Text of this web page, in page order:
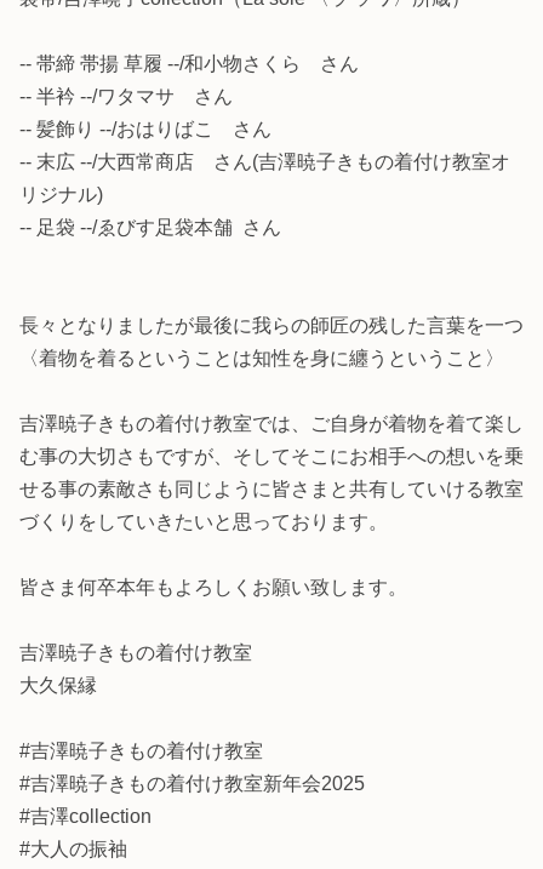
-- 帯締 帯揚 草履 --/和小物さくら さん
-- 半衿 --/ワタマサ さん
-- 髪飾り --/おはりばこ さん
-- 末広 --/大西常商店 さん(吉澤暁子きもの着付け教室オ
リジナル)
-- 足袋 --/ゑびす足袋本舗 さん
長々となりましたが最後に我らの師匠の残した言葉を一つ
〈着物を着るということは知性を身に纏うということ〉
吉澤暁子きもの着付け教室では、ご自身が着物を着て楽し
む事の大切さもですが、そしてそこにお相手への想いを乗
せる事の素敵さも同じように皆さまと共有していける教室
づくりをしていきたいと思っております。
皆さま何卒本年もよろしくお願い致します。
吉澤暁子きもの着付け教室
大久保縁
#吉澤暁子きもの着付け教室
#吉澤暁子きもの着付け教室新年会2025
#吉澤collection
#大人の振袖